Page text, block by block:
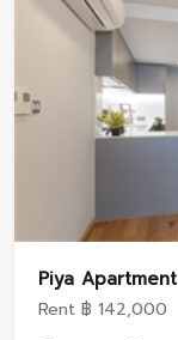
Piya Apartment
Rent ฿ 142,000